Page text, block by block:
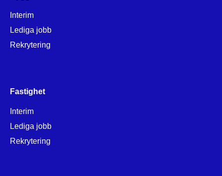
Interim
Lediga jobb
Rekrytering
Fastighet
Interim
Lediga jobb
Rekrytering